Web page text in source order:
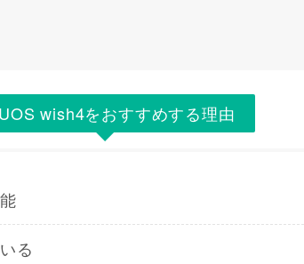
wish4をおすすめする理由
る